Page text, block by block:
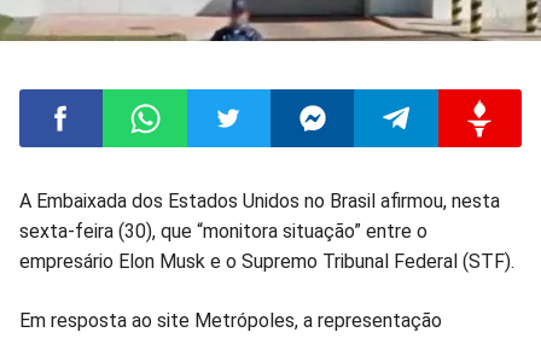
Compartilhar
no
Facebook
Compartilhar
no
Whatsapp
Compartilhar
no
Twitter
Compartilhar
no
Messenger
Compartilhar
no
Telegram
no
A Embaixada dos Estados Unidos no Brasil afirmou, nesta
sexta-feira (30), que “monitora situação” entre o
empresário Elon Musk e o Supremo Tribunal Federal (STF).
Em resposta ao site Metrópoles, a representação